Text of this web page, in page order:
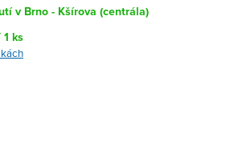
v Brno - Kšírova (centrála)
ks